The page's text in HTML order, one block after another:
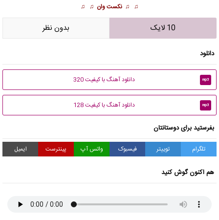
♫ ♫ نکست وان ♫ ♫
10 لایک بدون نظر
دانلود
mp3 دانلود آهنگ با کیفیت 320
mp3 دانلود آهنگ با کیفیت 128
بفرستید برای دوستانتان
تلگرام توییتر فیسبوک واتس آپ پینترست ایمیل
هم اکنون گوش کنید